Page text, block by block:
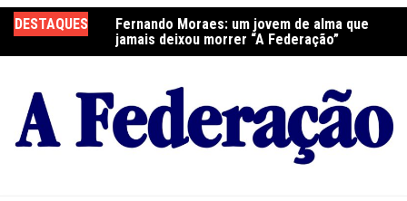
para
o
DESTAQUES
a Festa do
Fernando Moraes: um jovem de alma que
jamais deixou morrer “A Federação”